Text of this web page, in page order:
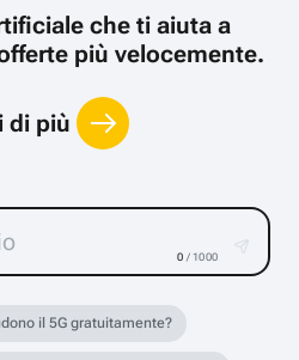
che ti aiuta a
più velocemente.
di più
0 / 1000
il 5G gratuitamente?